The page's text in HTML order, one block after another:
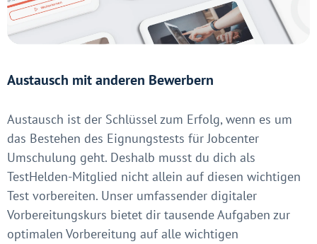
Austausch mit anderen Bewerbern
Austausch ist der Schlüssel zum Erfolg, wenn es um
das Bestehen des Eignungstests für Jobcenter
Umschulung geht. Deshalb musst du dich als
TestHelden-Mitglied nicht allein auf diesen wichtigen
Test vorbereiten. Unser umfassender digitaler
Vorbereitungskurs bietet dir tausende Aufgaben zur
optimalen Vorbereitung auf alle wichtigen